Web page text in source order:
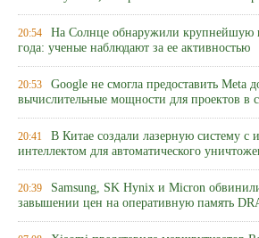
20:54 На Солнце обнаружили крупнейшую
года: ученые наблюдают за ее активностью
20:53 Google не смогла предоставить Meta
вычислительные мощности для проектов в
20:41 В Китае создали лазерную систему с
интеллектом для автоматического
20:39 Samsung, SK Hynix и Micron
завышении цен на оперативную память